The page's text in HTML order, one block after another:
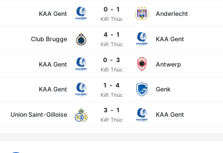
KAA Gent
Kết Thúc
0 - 1
Anderlecht
Club Brugge
Kết Thúc
4 - 1
KAA Gent
KAA Gent
Kết Thúc
0 - 3
Antwerp
KAA Gent
Kết Thúc
1 - 4
Genk
Union Saint-Gilloise
Kết Thúc
3 - 1
KAA Gent